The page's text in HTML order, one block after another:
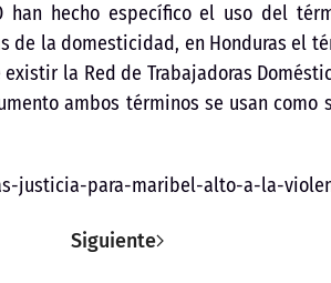
han hecho específico el uso del
la domesticidad, en Honduras el
la Red de Trabajadoras
ambos términos se usan
justicia-para-maribel-alto-a-la-
Siguiente